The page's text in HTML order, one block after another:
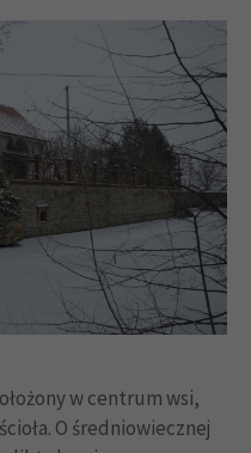
w centrum wsi,
O średniowiecznej